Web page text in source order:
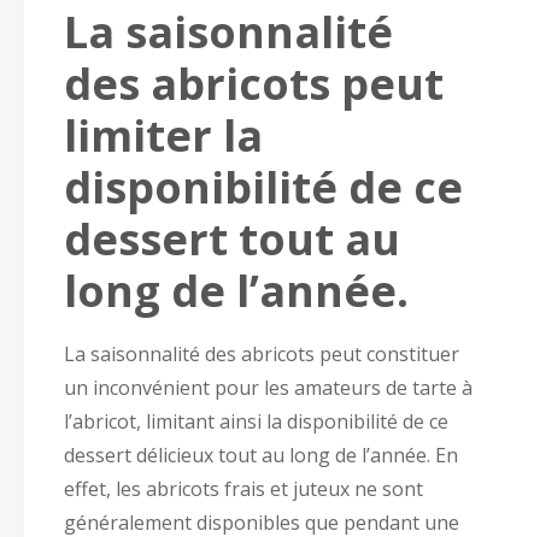
La saisonnalité
des abricots peut
limiter la
disponibilité de ce
dessert tout au
long de l’année.
La saisonnalité des abricots peut constituer
un inconvénient pour les amateurs de tarte à
l’abricot, limitant ainsi la disponibilité de ce
dessert délicieux tout au long de l’année. En
effet, les abricots frais et juteux ne sont
généralement disponibles que pendant une